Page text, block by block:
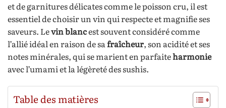
et de garnitures délicates comme le poisson cru, il est
essentiel de choisir un vin qui respecte et magnifie ses
saveurs. Levin blancest souvent considéré comme
l’allié idéal en raison de safraîcheur, son acidité et ses
notes minérales, qui se marient en parfaiteharmonie
avec l’umami et la légèreté des sushis.
Table des matières